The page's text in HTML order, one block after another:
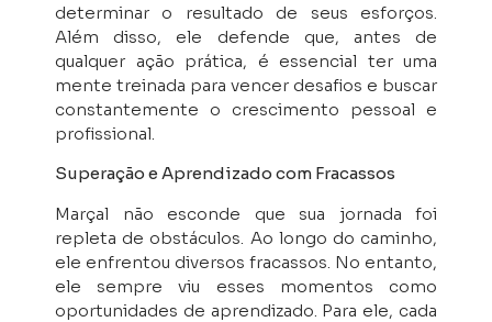
determinar o resultado de seus esforços.
Além disso, ele defende que, antes de
qualquer ação prática, é essencial ter uma
mente treinada para vencer desafios e buscar
constantemente o crescimento pessoal e
profissional.
Superação e Aprendizado com Fracassos
Marçal não esconde que sua jornada foi
repleta de obstáculos. Ao longo do caminho,
ele enfrentou diversos fracassos. No entanto,
ele sempre viu esses momentos como
oportunidades de aprendizado. Para ele, cada